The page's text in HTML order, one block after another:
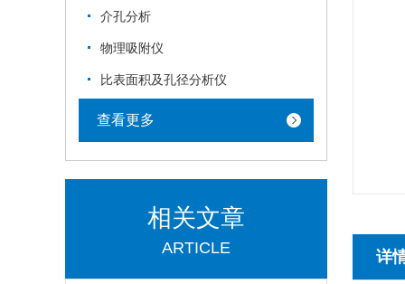
介孔分析
物理吸附仪
比表面积及孔径分析仪
查看更多
相关文章
ARTICLE 详